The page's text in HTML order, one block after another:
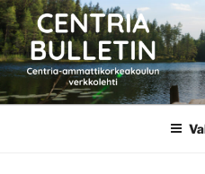
Siirry
sisältöön
CENTRIA